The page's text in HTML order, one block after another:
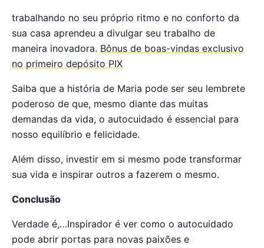
trabalhando no seu próprio ritmo e no conforto da
sua casa aprendeu a divulgar seu trabalho de
maneira inovadora. Bônus de boas-vindas exclusivo
no primeiro depósito PIX
Saiba que a história de Maria pode ser seu lembrete
poderoso de que, mesmo diante das muitas
demandas da vida, o autocuidado é essencial para
nosso equilíbrio e felicidade.
Além disso, investir em si mesmo pode transformar
sua vida e inspirar outros a fazerem o mesmo.
Conclusão
Verdade é,…Inspirador é ver como o autocuidado
pode abrir portas para novas paixões e